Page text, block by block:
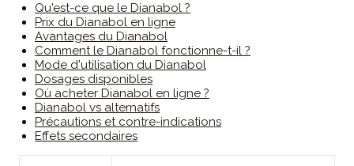
Qu'est-ce que le Dianabol ?
Prix du Dianabol en ligne
Avantages du Dianabol
Comment le Dianabol fonctionne-t-il ?
Mode d'utilisation du Dianabol
Dosages disponibles
Où acheter Dianabol en ligne ?
Dianabol vs alternatifs
Précautions et contre-indications
Effets secondaires